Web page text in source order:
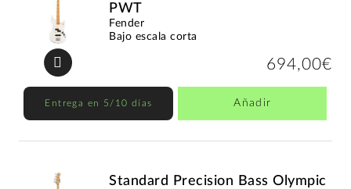
PWT
Fender
Bajo escala corta
694,00€
Entrega en 5/10 días Añadir
Standard Precision Bass Olympic